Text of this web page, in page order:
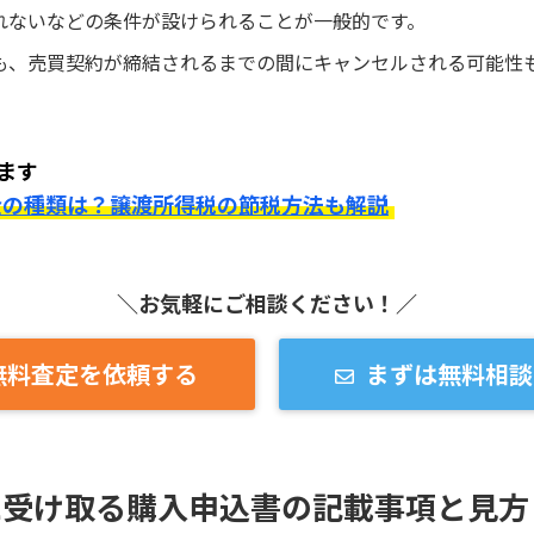
いなどの条件が設けられることが一般的です。
売買契約が締結されるまでの間にキャンセルされる可能性
す
種類は？譲渡所得税の節税方法も解説
＼お気軽にご相談ください！／
料査定を依頼する まずは無料相
け取る購入申込書の記載事項と見方